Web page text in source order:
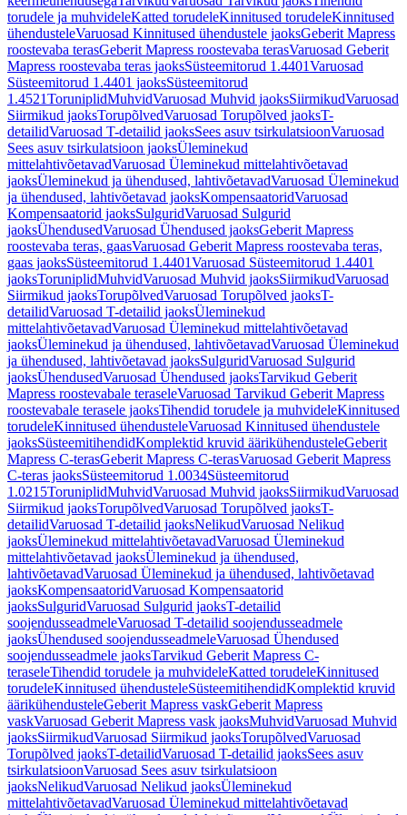
torudele ja muhvideleKatted torudeleKinnitused torudeleKinnitused
ühendusteleVaruosad Kinnitused ühendustele jaoksGeberit Mapress
roostevaba terasGeberit Mapress roostevaba terasVaruosad Geberit
Mapress roostevaba teras jaoksSüsteemitorud 1.4401Varuosad
Süsteemitorud 1.4401 jaoksSüsteemitorud
1.4521ToruniplidMuhvidVaruosad Muhvid jaoksSiirmikudVaruosad
Siirmikud jaoksTorupõlvedVaruosad Torupõlved jaoksT-
detailidVaruosad T-detailid jaoksSees asuv tsirkulatsioonVaruosad
Sees asuv tsirkulatsioon jaoksÜleminekud
mittelahtivõetavadVaruosad Üleminekud mittelahtivõetavad
jaoksÜleminekud ja ühendused, lahtivõetavadVaruosad Üleminekud
ja ühendused, lahtivõetavad jaoksKompensaatoridVaruosad
Kompensaatorid jaoksSulguridVaruosad Sulgurid
jaoksÜhendusedVaruosad Ühendused jaoksGeberit Mapress
roostevaba teras, gaasVaruosad Geberit Mapress roostevaba teras,
gaas jaoksSüsteemitorud 1.4401Varuosad Süsteemitorud 1.4401
jaoksToruniplidMuhvidVaruosad Muhvid jaoksSiirmikudVaruosad
Siirmikud jaoksTorupõlvedVaruosad Torupõlved jaoksT-
detailidVaruosad T-detailid jaoksÜleminekud
mittelahtivõetavadVaruosad Üleminekud mittelahtivõetavad
jaoksÜleminekud ja ühendused, lahtivõetavadVaruosad Üleminekud
ja ühendused, lahtivõetavad jaoksSulguridVaruosad Sulgurid
jaoksÜhendusedVaruosad Ühendused jaoksTarvikud Geberit
Mapress roostevabale teraseleVaruosad Tarvikud Geberit Mapress
roostevabale terasele jaoksTihendid torudele ja muhvideleKinnitused
torudeleKinnitused ühendusteleVaruosad Kinnitused ühendustele
jaoksSüsteemitihendidKomplektid kruvid äärikühendusteleGeberit
Mapress C-terasGeberit Mapress C-terasVaruosad Geberit Mapress
C-teras jaoksSüsteemitorud 1.0034Süsteemitorud
1.0215ToruniplidMuhvidVaruosad Muhvid jaoksSiirmikudVaruosad
Siirmikud jaoksTorupõlvedVaruosad Torupõlved jaoksT-
detailidVaruosad T-detailid jaoksNelikudVaruosad Nelikud
jaoksÜleminekud mittelahtivõetavadVaruosad Üleminekud
mittelahtivõetavad jaoksÜleminekud ja ühendused,
lahtivõetavadVaruosad Üleminekud ja ühendused, lahtivõetavad
jaoksKompensaatoridVaruosad Kompensaatorid
jaoksSulguridVaruosad Sulgurid jaoksT-detailid
soojendusseadmeleVaruosad T-detailid soojendusseadmele
jaoksÜhendused soojendusseadmeleVaruosad Ühendused
soojendusseadmele jaoksTarvikud Geberit Mapress C-
teraseleTihendid torudele ja muhvideleKatted torudeleKinnitused
torudeleKinnitused ühendusteleSüsteemitihendidKomplektid kruvid
äärikühendusteleGeberit Mapress vaskGeberit Mapress
vaskVaruosad Geberit Mapress vask jaoksMuhvidVaruosad Muhvid
jaoksSiirmikudVaruosad Siirmikud jaoksTorupõlvedVaruosad
Torupõlved jaoksT-detailidVaruosad T-detailid jaoksSees asuv
tsirkulatsioonVaruosad Sees asuv tsirkulatsioon
jaoksNelikudVaruosad Nelikud jaoksÜleminekud
mittelahtivõetavadVaruosad Üleminekud mittelahtivõetavad